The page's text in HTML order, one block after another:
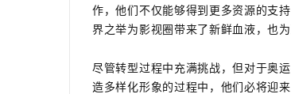
作，他们不仅能够得到更多资源的支
界之举为影视圈带来了新鲜血液，也
尽管转型过程中充满挑战，但对于奥
造多样化形象的过程中，他们必将迎